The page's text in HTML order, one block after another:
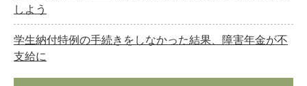
しよう
学生納付特例の手続きをしなかった結果、障害年金が不
支給に